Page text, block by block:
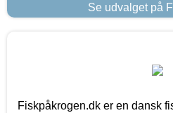
Se udvalget på
Fiskpåkrogen.dk er en dansk